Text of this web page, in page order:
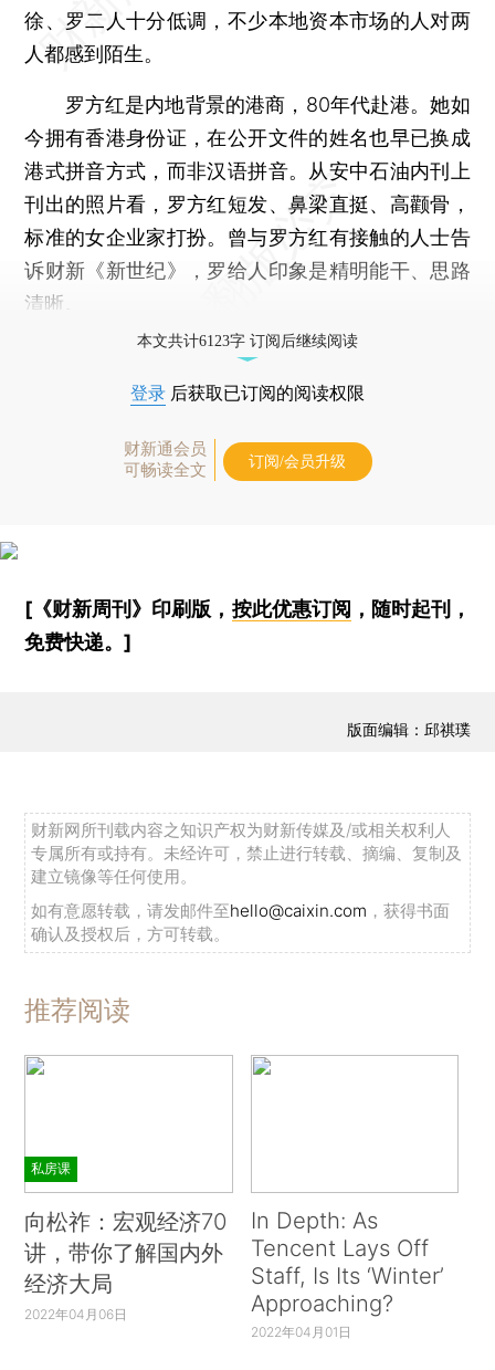
徐、罗二人十分低调，不少本地资本市场的人对两
人都感到陌生。
罗方红是内地背景的港商，80年代赴港。她如
今拥有香港身份证，在公开文件的姓名也早已换成
港式拼音方式，而非汉语拼音。从安中石油内刊上
刊出的照片看，罗方红短发、鼻梁直挺、高颧骨，
标准的女企业家打扮。曾与罗方红有接触的人士告
诉财新《新世纪》，罗给人印象是精明能干、思路
清晰。
本文共计6123字 订阅后继续阅读
登录 后获取已订阅的阅读权限
财新通会员
可畅读全文
订阅/会员升级
[《财新周刊》印刷版， 按此优惠订阅 ，随时起刊，
免费快递。]
版面编辑：邱祺璞
财新网所刊载内容之知识产权为财新传媒及/或相关权利人
专属所有或持有。未经许可，禁止进行转载、摘编、复制及
建立镜像等任何使用。
如有意愿转载，请发邮件至hello@caixin.com ，获得书面
确认及授权后，方可转载。
推荐阅读
私房课
向松祚：宏观经济70
讲，带你了解国内外
经济大局
2022年04月06日
In Depth: As
Tencent Lays Off
Staff, Is Its ‘Winter’
Approaching?
2022年04月01日